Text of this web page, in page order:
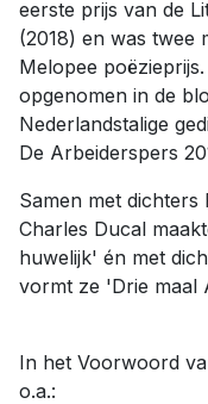
eerste prijs van de
(2018) en was twee
Melopee
opgenomen in de
Nederlandstalige
De Arbeiderspers
Samen met dichters
Charles Ducal
huwelijk' én met
vormt ze 'Drie maal
In het Voorwoord
o.a.: